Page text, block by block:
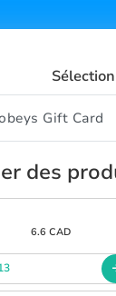
des
6.6 CAD